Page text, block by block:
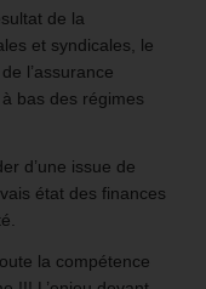
de la
et syndicales, le
l’assurance
bas des régimes
d’une issue de
état des finances
la compétence